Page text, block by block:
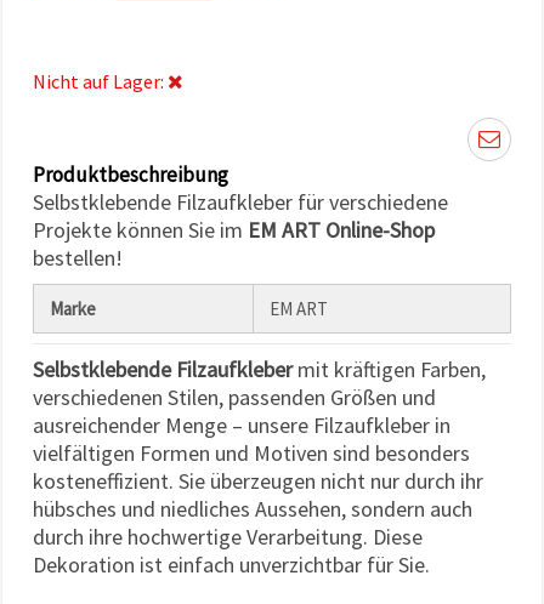
widerrufen.
Richtlinie
Alle
akzeptieren
Cookie-
Nicht auf Lager:
Produktbeschreibung
Selbstklebende Filzaufkleber für verschiedene
Projekte können Sie im EM ART Online-Shop
bestellen!
Marke EM ART
Selbstklebende Filzaufklebermit kräftigen Farben,
verschiedenen Stilen, passenden Größen und
ausreichender Menge – unsere Filzaufkleber in
vielfältigen Formen und Motiven sind besonders
kosteneffizient. Sie überzeugen nicht nur durch ihr
hübsches und niedliches Aussehen, sondern auch
durch ihre hochwertige Verarbeitung. Diese
Dekoration ist einfach unverzichtbar für Sie.